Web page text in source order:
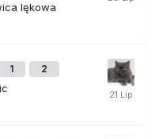
lękowa
1 2